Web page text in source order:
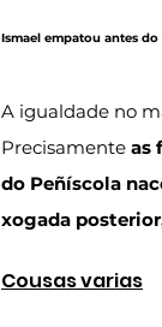
Ismael empatou antes
A igualdade no
Precisamente as
do Peñíscola
xogada
Cousas varias